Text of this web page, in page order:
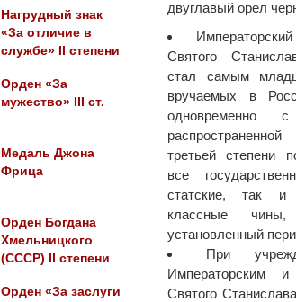
двуглавый орел
Святого
стал самым
вручаемых в
одновременно
третьей степени
все
статские, так и
классные
установленный
При
Императорским
Святого
Нагрудный знак
«За отличие в
службе» II степени
Орден «За
мужество» III ст.
Медаль Джона
Фрица
Орден Богдана
Хмельницкого
(СССР) II степени
Орден «За заслуги